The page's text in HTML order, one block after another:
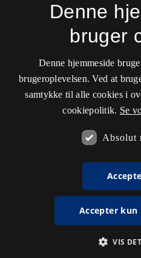
Denne
bruger
Denne hjemmeside
brugeroplevelsen. Ved at
samtykke til alle cookies i
cookiepolitik. Se
Absolut
Accepter kun
VIS